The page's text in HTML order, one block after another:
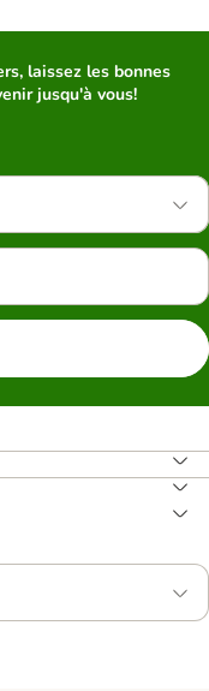
laissez les bonnes
jusqu'à vous!